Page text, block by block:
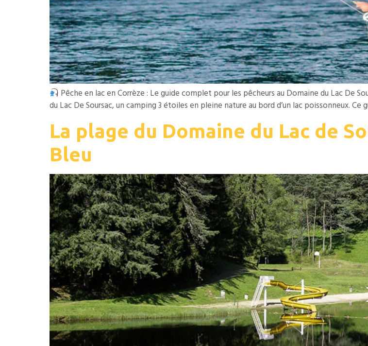
Pêche en lac en Corrèze : Le guide complet pour les pêcheurs au Domaine du Lac De
du Lac De Soursac, un camping 3 étoiles en pleine nature au bord d’un lac poissonneux.
La plage du Domaine du Lac de
Bleu